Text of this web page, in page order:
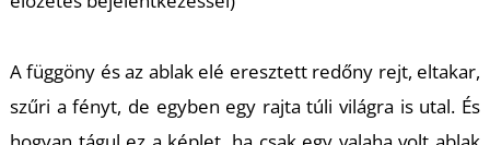
A függöny és az ablak elé eresztett redőny rejt, eltakar,
szűri a fényt, de egyben egy rajta túli világra is utal. És